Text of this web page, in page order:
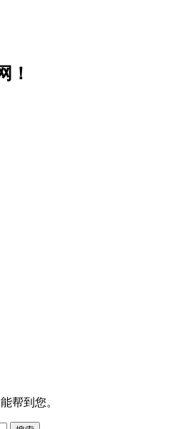
！
帮到您。